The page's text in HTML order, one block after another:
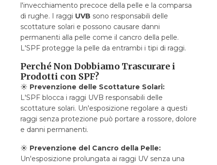
l'invecchiamento precoce della pelle e la comparsa
di rughe. I raggi UVB sono responsabili delle
scottature solari e possono causare danni
permanenti alla pelle come il cancro della pelle.
L'SPF protegge la pelle da entrambi i tipi di raggi.
Perché Non Dobbiamo Trascurare i
Prodotti con SPF?
☀️ Prevenzione delle Scottature Solari:
L'SPF blocca i raggi UVB responsabili delle
scottature solari. Un'esposizione regolare a questi
raggi senza protezione può portare a rossore, dolore
e danni permanenti.
☀️ Prevenzione del Cancro della Pelle:
Un'esposizione prolungata ai raggi UV senza una